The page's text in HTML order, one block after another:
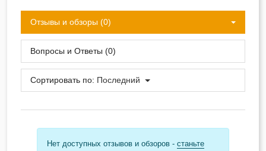
Отзывы и обзоры (0)
Вопросы и Ответы (0)
Сортировать по: Последний
Нет доступных отзывов и обзоров - станьте